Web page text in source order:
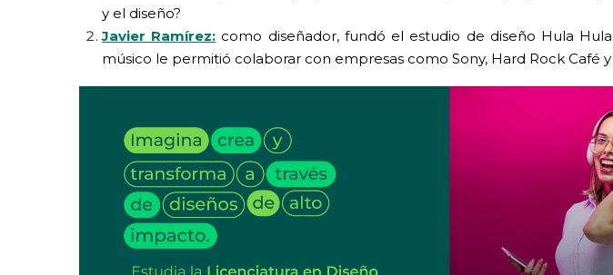
y el diseño?
Javier Ramírez: como diseñador, fundó el estudio de diseño Hula
músico le permitió colaborar con empresas como Sony, Hard Rock Café y